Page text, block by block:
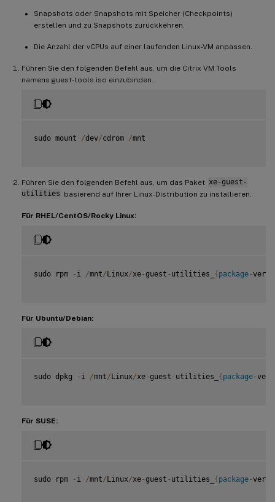
Snapshots oder Snapshots mit Speicher (Checkpoints)
erstellen und zu Snapshots zurückkehren.
Die Anzahl der vCPUs auf einer laufenden Linux-VM anpassen.
Führen Sie den folgenden Befehl aus, um die Citrix VM Tools
namens guest-tools.iso einzubinden.
sudo mount /dev/cdrom /mnt
Führen Sie den folgenden Befehl aus, um das Paket xe-guest-
utilities basierend auf Ihrer Linux-Distribution zu installieren.
Für RHEL/CentOS/Rocky Linux:
sudo rpm - i /mnt/Linux/xe-guest - utilities_ {package-
Für Ubuntu/Debian:
sudo dpkg - i /mnt/Linux/xe-guest - utilities_ {package-
Für SUSE:
sudo rpm - i /mnt/Linux/xe-guest - utilities_ {package-